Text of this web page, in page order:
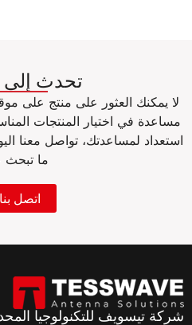
تحدث إلى
لا يمكنك العثور على منتج على
مساعدة في اختيار المنتجات
استعداد لمساعدتك، تواصل معنا
ما تبحث
اتصل بنا
شركة تيسويف للتكنولوجيا